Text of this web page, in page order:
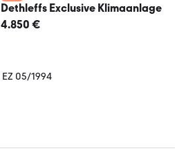
Dethleffs Exclusive Klimaanlage
4.850 €
EZ 05/1994